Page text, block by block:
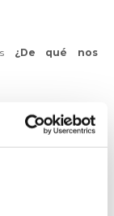
¿De qué nos
protegidas
. Consciente o
las hicieron sus
es lo mismo), con
grande que